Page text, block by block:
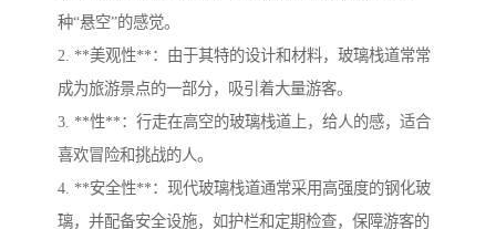
种“悬空”的感觉。
2. **美观性**：由于其特的设计和材料，玻璃栈道常常
成为旅游景点的一部分，吸引着大量游客。
3. **性**：行走在高空的玻璃栈道上，给人的感，适合
喜欢冒险和挑战的人。
4. **安全性**：现代玻璃栈道通常采用高强度的钢化玻
璃，并配备安全设施，如护栏和定期检查，保障游客的